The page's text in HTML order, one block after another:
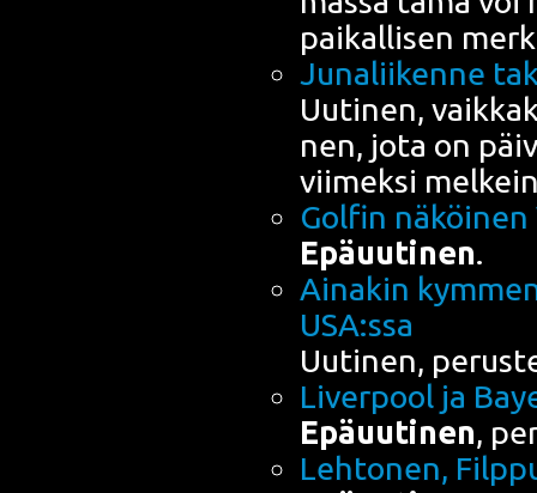
pai­kal­li­sen
Juna­lii­ken­ne
Uuti­nen,
nen, jota on
vii­mek­si
Gol­fin näköi­nen
Epä­uu­ti­nen.
Aina­kin
USA:ssa
Uuti­nen,
Liver­pool ja
Epä­uu­ti­nen,
Leh­to­nen,